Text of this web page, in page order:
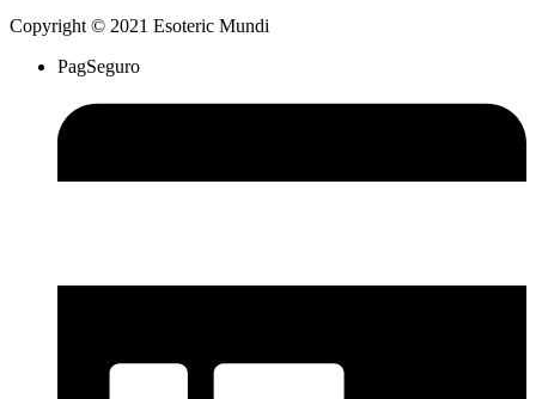
Copyright © 2021 Esoteric Mundi
PagSeguro